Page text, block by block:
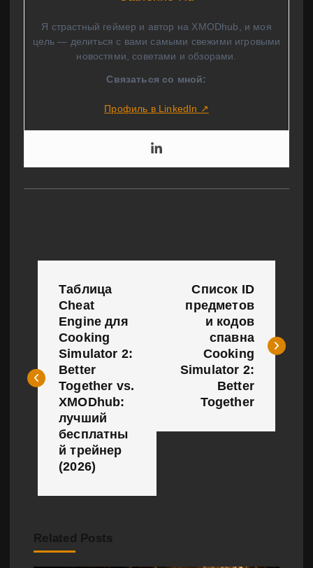
Я страстный геймер и автор на XMODhub, и моя
цель — делиться с вами самыми свежими игровыми
новостями, советами и обзорами.
Связаться со мной:
Профиль в LinkedIn ↗
г
о
Таблица
Cheat
Engine для
Cooking
Simulator 2:
Better
Together vs.
XMODhub:
лучший
бесплатны
й трейнер
(2026)
Список ID
предметов
и кодов
спавна
Cooking
Simulator 2:
Better
Together
Related Posts